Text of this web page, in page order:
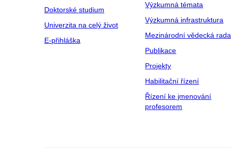
Doktorské studium
Univerzita na celý život
E-přihláška
Výzkumná témata
Výzkumná infrastruktura
Mezinárodní vědecká rada
Publikace
Projekty
Habilitační řízení
Řízení ke jmenování
profesorem